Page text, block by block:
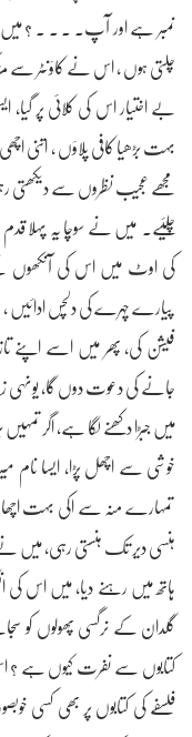
نمبر ہے اور آپ۔ ۔ ۔ ۔ ؟ میں
چلتی ہوں ، اس نے کاؤنٹر سے
بے اختیار اس کی کلائی پر
بہت بڑھیا کافی پلاؤں ، اتنی
مجھے عجیب نظروں سے دیکھتی
چلئیے۔ میں نے سوچا یہ پہلا
کی اوٹ میں اس کی آنکھوں
پیارے چہرے کی دلچس ادائیں ،
فیشن کی، پھر میں اسے اپنے
جانے کی دعوت دوں گا، یونہی
میں جبڑا دکھنے لگا ہے، اگر
خوشی سے اچھل پڑا، ایسا نام
تمہارے منہ سے اکی بہت اچھا
ہنسی دیر تک ہنستی رہی، میں
ہاتھ میں رہنے دیا، میں اس کی
گلدان کے نرگسی پھولوں کو
کتابوں سے نفرت کیوں ہے ؟ اس
فلسفے کی کتابوں پر بھی کسی